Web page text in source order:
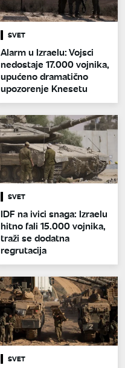
SVET
Alarm u Izraelu: Vojsci
nedostaje 17.000 vojnika,
upućeno dramatično
upozorenje Knesetu
SVET
IDF na ivici snaga: Izraelu
hitno fali 15.000 vojnika,
traži se dodatna
regrutacija
SVET